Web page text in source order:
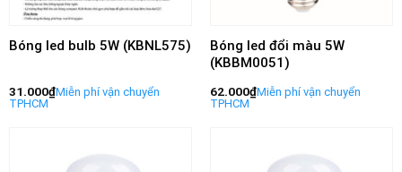
Bóng led bulb 5W (KBNL575)
31.000₫
Bóng led đổi màu 5W
(KBBM0051)
62.000₫